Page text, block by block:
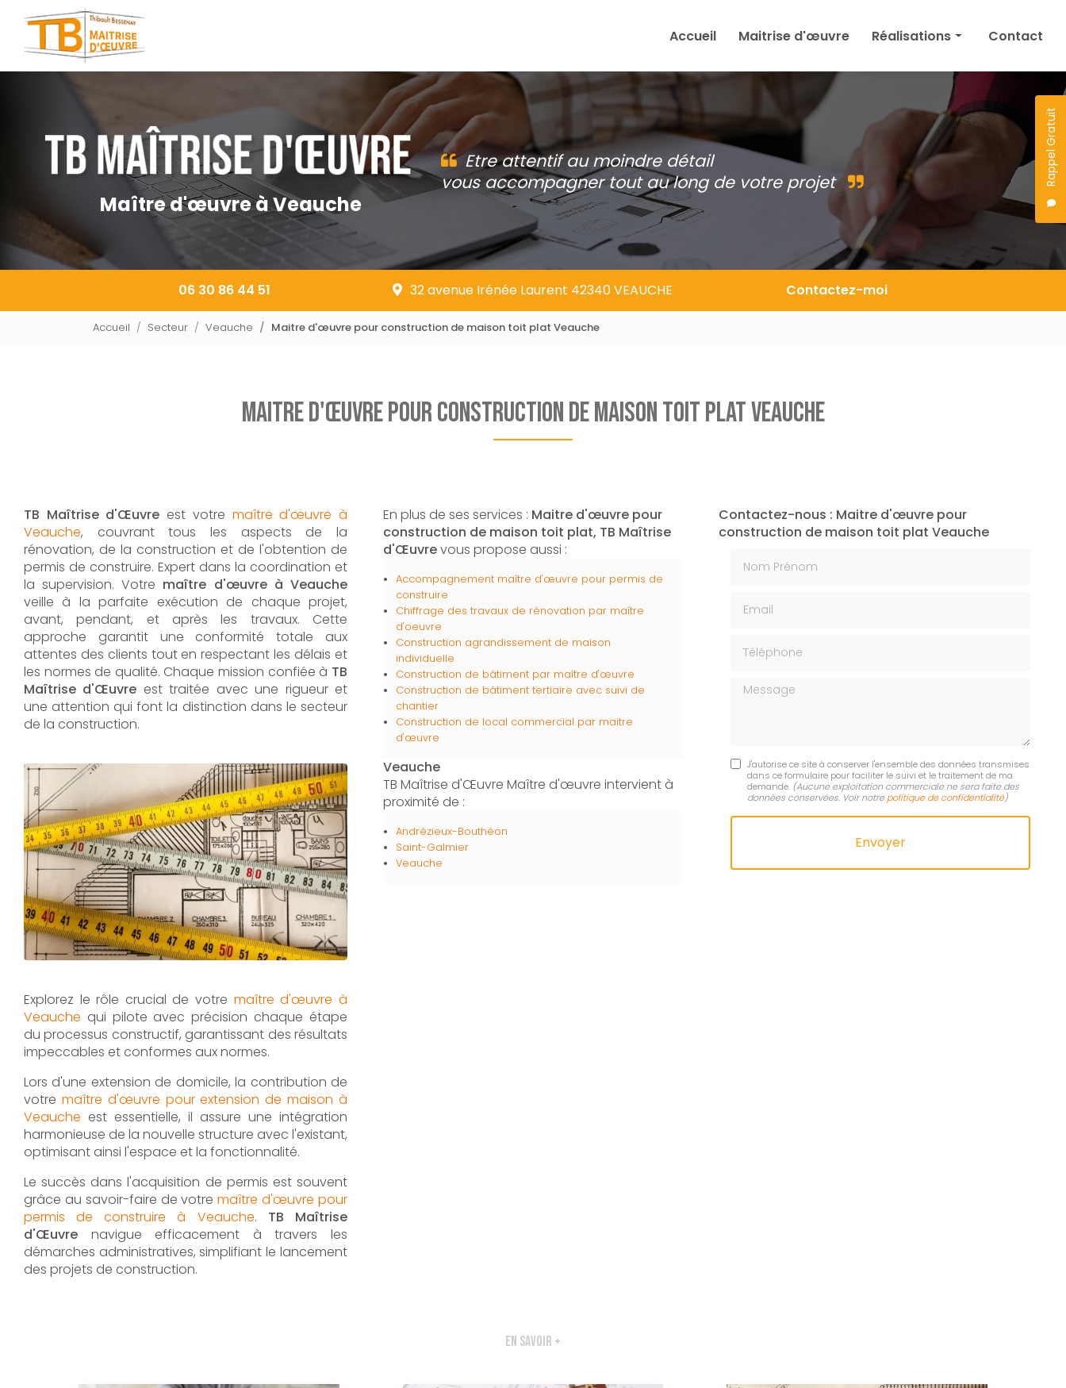
contenu
principal
Rappel Gratuit
Accueil
Maitrise d'œuvre Réalisations
Agrandissement
Permis de construire
Autres
Projet en cours
Contact
Maître d'œuvre à Veauche
Etre attentif au moindre détail
vous accompagner tout au long de votre projet
06 30 86 44 51 32 avenue Irénée Laurent 42340 VEAUCHE Contactez-moi
Accueil Secteur Veauche Maitre d'œuvre pour construction de maison toit plat Veauche
Maitre d'œuvre pour construction de maison toit plat Veauche
TB Maîtrise d'Œuvre est votre maître d'œuvre à
Veauche, couvrant tous les aspects de la
rénovation, de la construction et de l'obtention de
permis de construire. Expert dans la coordination et
la supervision. Votre maître d'œuvre à Veauche
veille à la parfaite exécution de chaque projet,
avant, pendant, et après les travaux. Cette
approche garantit une conformité totale aux
attentes des clients tout en respectant les délais et
les normes de qualité. Chaque mission confiée à TB
Maîtrise d'Œuvre est traitée avec une rigueur et
une attention qui font la distinction dans le secteur
de la construction.
Explorez le rôle crucial de votre maître d'œuvre à
Veauche qui pilote avec précision chaque étape
du processus constructif, garantissant des résultats
impeccables et conformes aux normes.
Lors d'une extension de domicile, la contribution de
votre maître d'œuvre pour extension de maison à
Veauche est essentielle, il assure une intégration
harmonieuse de la nouvelle structure avec l'existant,
optimisant ainsi l'espace et la fonctionnalité.
Le succès dans l'acquisition de permis est souvent
grâce au savoir-faire de votremaître d'œuvre pour
permis de construire à Veauche. TB Maîtrise
d'Œuvre navigue efficacement à travers les
démarches administratives, simplifiant le lancement
des projets de construction.
En plus de ses services : Maitre d'œuvre pour
construction de maison toit plat, TB Maîtrise
d'Œuvrevous propose aussi :
Accompagnement maître d'œuvre pour permis de
construire
Chiffrage des travaux de rénovation par maître
d'oeuvre
Construction agrandissement de maison
individuelle
Construction de bâtiment par maître d'œuvre
Construction de bâtiment tertiaire avec suivi de
chantier
Construction de local commercial par maitre
d'œuvre
Veauche
TB Maîtrise d'Œuvre Maître d'œuvre intervient à
proximité de :
Andrézieux-Bouthéon
Saint-Galmier
Veauche
Contactez-nous : Maitre d'œuvre pour
construction de maison toit plat Veauche
Message
J'autorise ce site à conserver l'ensemble des données transmises
dans ce formulaire pour faciliter le suivi et le traitement de ma
demande. (Aucune exploitation commerciale ne sera faite des
données conservées. Voir notre politique de confidentialité)
En savoir +